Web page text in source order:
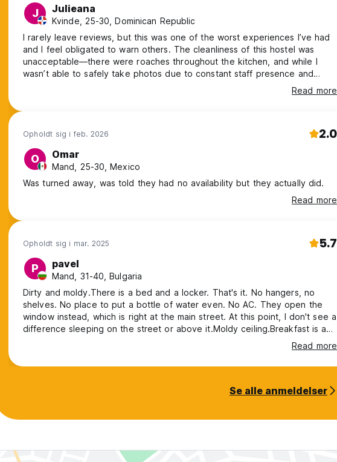
J Julieana
Kvinde, 25-30, Dominican Republic
I rarely leave reviews, but this was one of the worst experiences I’ve had
and I feel obligated to warn others. The cleanliness of this hostel was
unacceptable—there were roaches throughout the kitchen, and while I
wasn’t able to safely take photos due to constant staff presence and
consistently dirty, including the showers, toilets, and sinks, and there was
Read more
Opholdt sig i feb. 2026 2.0
O Omar
Mand, 25-30, Mexico
Was turned away, was told they had no availability but they actually did.
Read more
Opholdt sig i mar. 2025 5.7
P pavel
Mand, 31-40, Bulgaria
Dirty and moldy.There is a bed and a locker. That's it. No hangers, no
shelves. No place to put a bottle of water even. No AC. They open the
window instead, which is right at the main street. At this point, I don't see a
difference sleeping on the street or above it.Moldy ceiling.Breakfast is a
fodder, bread and jam. Everything in the kitchen was dirty.Toilets too. I
might be too European. For me, this place is disgusting. Everyone here is
latin and they seem fine with it.
Read more
Se alle anmeldelser